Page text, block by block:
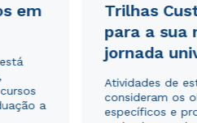
em
a
Trilhas
para a sua
jornada
Atividades de
consideram os
específicos e
Política de Privacidade.
sejam utilizados para o
do Sul.